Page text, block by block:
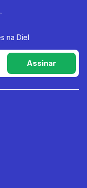
na Diel
Assinar